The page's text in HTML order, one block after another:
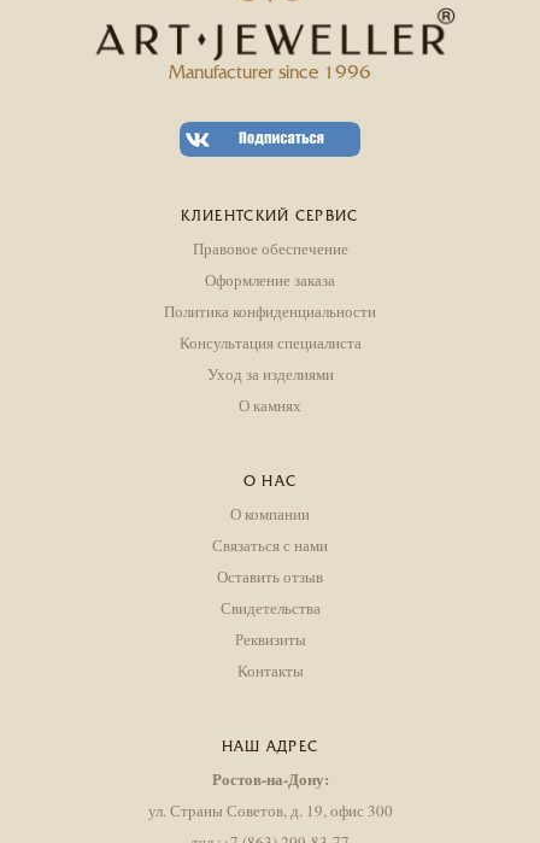
Manufacturer since 1996
КЛИЕНТСКИЙ СЕРВИС
Правовое обеспечение
Оформление заказа
Политика конфиденциальности
Консультация специалиста
Уход за изделиями
О камнях
О НАС
О компании
Связаться с нами
Оставить отзыв
Свидетельства
Реквизиты
Контакты
НАШ АДРЕС
Ростов-на-Дону:
ул. Страны Советов, д. 19, офис 300